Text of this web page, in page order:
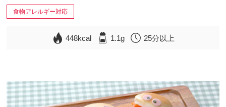
食物アレルギー対応
448kcal 1.1g 25分以上